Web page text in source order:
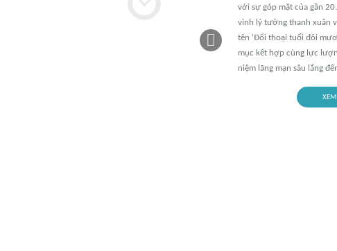
với sự góp mặt của gần
vinh lý tưởng thanh xuân
tên 'Đối thoại tuổi đôi
mục kết hợp cùng lực
niệm lãng mạn sâu lắng